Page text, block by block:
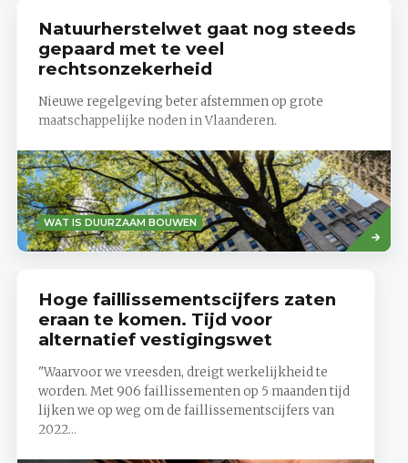
Natuurherstelwet gaat nog steeds
gepaard met te veel
rechtsonzekerheid
Nieuwe regelgeving beter afstemmen op grote
maatschappelijke noden in Vlaanderen.
WAT IS DUURZAAM BOUWEN
Lees
meer
Hoge faillissementscijfers zaten
eraan te komen. Tijd voor
alternatief vestigingswet
"Waarvoor we vreesden, dreigt werkelijkheid te
worden. Met 906 faillissementen op 5 maanden tijd
lijken we op weg om de faillissementscijfers van
2022...